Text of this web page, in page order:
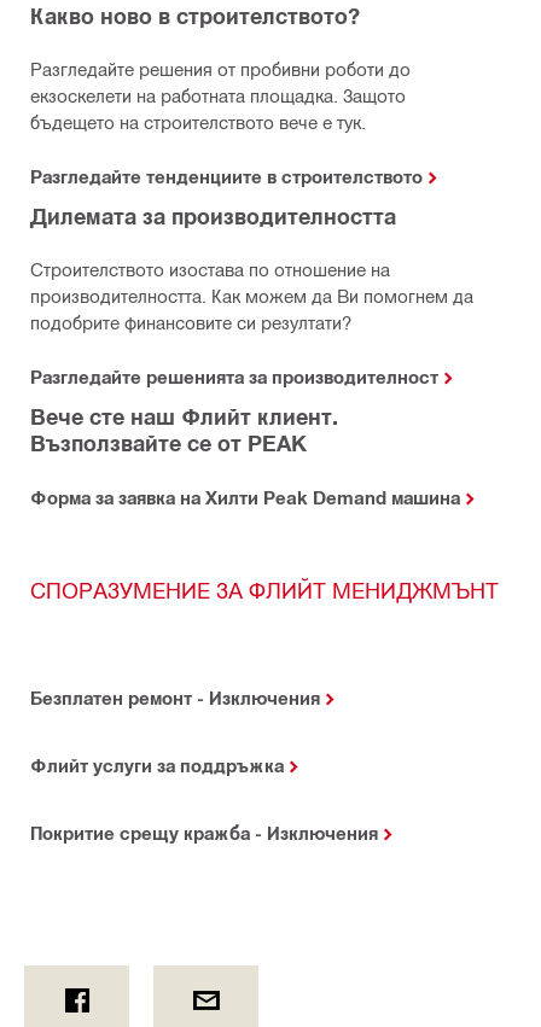
Какво ново в строителството?
Разгледайте решения от пробивни роботи до
екзоскелети на работната площадка. Защото
бъдещето на строителството вече е тук.
Разгледайте тенденциите в строителството
Дилемата за производителността
Строителството изостава по отношение на
производителността. Как можем да Ви помогнем да
подобрите финансовите си резултати?
Разгледайте решенията за производителност
Вече сте наш Флийт клиент.
Възползвайте се от PEAK
Форма за заявка на Хилти Peak Demand машина
СПОРАЗУМЕНИЕ ЗА ФЛИЙТ МЕНИДЖМЪНТ
Безплатен ремонт - Изключения
Флийт услуги за поддръжка
Покритие срещу кражба - Изключения